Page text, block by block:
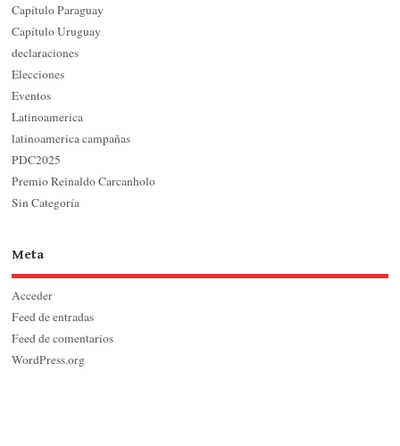
Capítulo Paraguay
Capítulo Uruguay
declaraciones
Elecciones
Eventos
Latinoamerica
latinoamerica campañas
PDC2025
Premio Reinaldo Carcanholo
Sin Categoría
Meta
Acceder
Feed de entradas
Feed de comentarios
WordPress.org